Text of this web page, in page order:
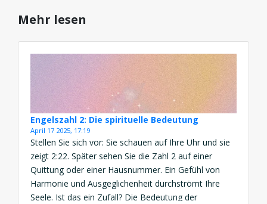
Mehr lesen
Engelszahl 2: Die spirituelle Bedeutung
April 17 2025, 17:19
Stellen Sie sich vor: Sie schauen auf Ihre Uhr und sie
zeigt 2:22. Später sehen Sie die Zahl 2 auf einer
Quittung oder einer Hausnummer. Ein Gefühl von
Harmonie und Ausgeglichenheit durchströmt Ihre
Seele. Ist das ein Zufall? Die Bedeutung der